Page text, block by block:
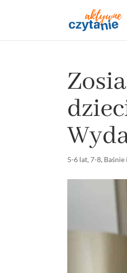
5-6 lat,7-8, Baśnie